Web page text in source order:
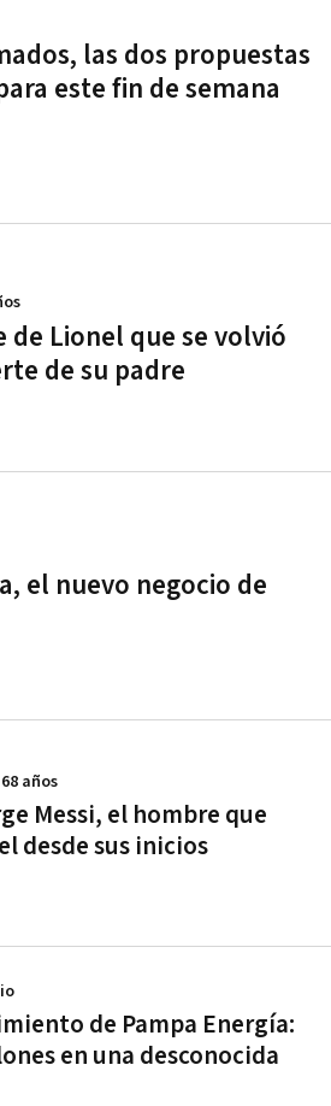
las dos propuestas
este fin de semana
de Lionel que se volvió
de su padre
el nuevo negocio de
Messi, el hombre que
desde sus inicios
años
de Pampa Energía:
en una desconocida